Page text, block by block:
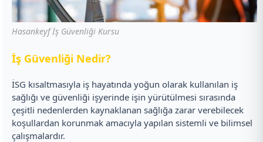
Hasankeyf İş Güvenliği Kursu
İş Güvenliği Nedir?
İSG kısaltmasıyla iş hayatında yoğun olarak kullanılan iş
sağlığı ve güvenliği işyerinde işin yürütülmesi sırasında
çeşitli nedenlerden kaynaklanan sağlığa zarar verebilecek
koşullardan korunmak amacıyla yapılan sistemli ve bilimsel
çalışmalardır.